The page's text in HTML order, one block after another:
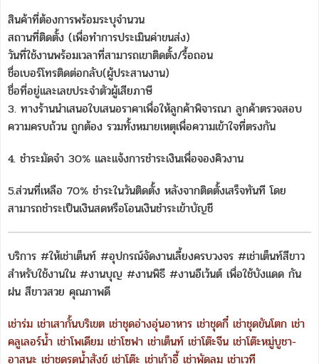
สินค้าที่ต้องการพร้อมระบุจำนวน
สถานที่ติดตั้ง (เพื่อทำการประเมินค่าขนส่ง)
วันที่ใช้งานพร้อมเวลาที่สามารถเขาติดตั้ง/รื้อถอน
ชื่อเบอร์โทรติดต่อกลับ(ผู้ประสานงาน)
ชื่อที่อยู่และเลขประจำตัวผู้เสียภาษี
3. ทางร้านนำเสนอใบเสนอราคาเพื่อให้ลูกค้าพิจารณา ลูกค้าตรวจสอบ
ความครบถ้วน ถูกต้อง รวมทั้งหมายเหตุเพื่อความเข้าใจที่ตรงกัน
4. ชำระมัดจำ 30% และแจ้งการชำระเงินเพื่อจองคิวงาน
5.ส่วนที่เหลือ 70% ชำระในวันติดตั้ง หลังจากติดตั้งเสร็จทันที โดย
สามารถชำระเป็นเงินสดหรือโอนเงินชำระเข้าบัญชี
บริการ #ให้เช่าเต็นท์ #อุปกรณ์จัดงานเลี้ยงครบวงจร #เช่าเต็นท์สีขาว
สำหรับใช้งานใน #งานบุญ #งานพิธี #งานอีเว้นต์ เพื่อใช้บังแดด กัน
ฝน สีขาวสวย คุณภาพดี
เช่าร่ม เช่าเสากั้นบริเขต เช่าชุดอ่างอุ่นอาหาร เช่าชุดกี๋ เช่าชุดขันโตก เช่า
คลูเลอร์น้ำ เช่าโพเดียม เช่าโซฟา เช่าเต็นท์ เช่าโต๊ะจีน เช่าโต๊ะหมู่บูชา-
อาสนะ เช่าชุดรดน้ำสังข์ เช่าโต๊ะ เช่าเก้าอี้ เช่าพัดลม เช่าเวที